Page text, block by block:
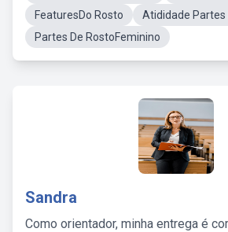
FeaturesDo Rosto
Atididade Partes
Partes De RostoFeminino
Sandra
Como orientador, minha entrega é